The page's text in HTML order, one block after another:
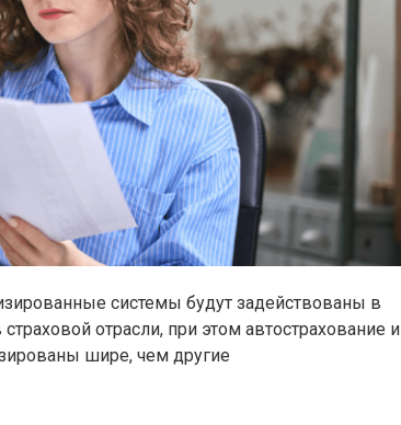
системы будут задействованы в
отрасли, при этом автострахование и
шире, чем другие